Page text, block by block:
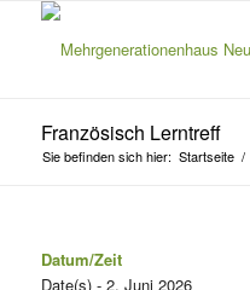
Französisch Lerntreff
Sie befinden sich hier: Startseite /
Datum/Zeit
Date(s) - 2. Juni 2026